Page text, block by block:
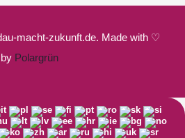
macht-zukunft.de. Made with ♡
by Polargrün